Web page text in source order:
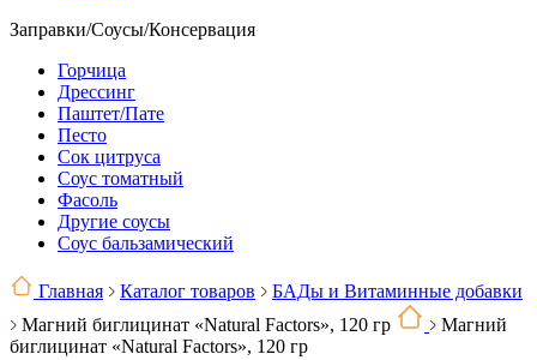
Заправки/Соусы/Консервация
Горчица
Дрессинг
Паштет/Пате
Песто
Сок цитруса
Соус томатный
Фасоль
Другие соусы
Соус бальзамический
Главная Каталог товаров
БАДы и Витаминные добавки
Магний биглицинат «Natural Factors», 120 гр
Магний
биглицинат «Natural Factors», 120 гр